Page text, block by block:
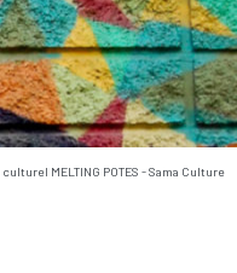
MELTING POTES - Sama Culture